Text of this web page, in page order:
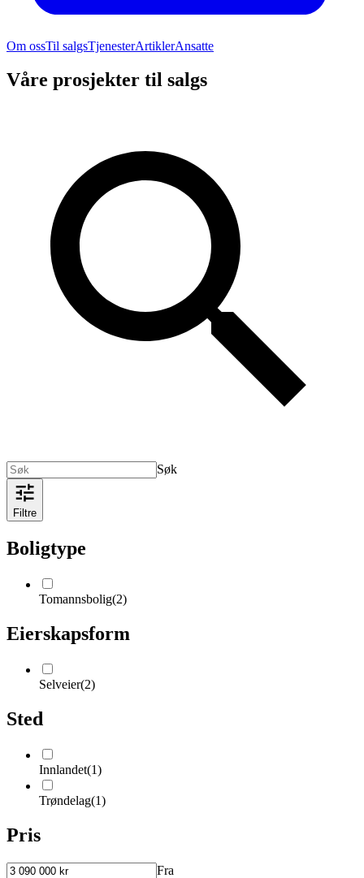
Om ossTil salgsTjenesterArtiklerAnsatte
Våre prosjekter til salgs
Søk
Filtre
Boligtype
Tomannsbolig(2)
Eierskapsform
Selveier(2)
Sted
Innlandet(1)
Trøndelag(1)
Pris
Fra